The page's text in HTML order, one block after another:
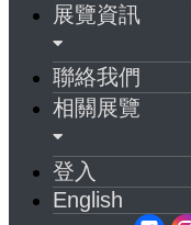
展覽資訊
聯絡我們
相關展覽
登入
English